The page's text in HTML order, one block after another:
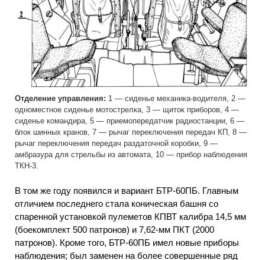
Отделение управления: 1 — сиденье механика-водителя, 2 —
одноместное сиденье мотострелка, 3 — щиток приборов, 4 —
сиденье командира, 5 — приемопередатчик радиостанции, 6 —
блок шинных кранов, 7 — рычаг переключения передач КП, 8 —
рычаг переключения передач раздаточной коробки, 9 —
амбразура для стрельбы из автомата, 10 — прибор наблюдения
ТКН-3.
В том же году появился и вариант БТР-60ПБ. Главным
отличием последнего стала коническая башня со
спаренной установкой пулеметов КПВТ калибра 14,5 мм
(боекомплект 500 патронов) и 7,62-мм ПКТ (2000
патронов). Кроме того, БТР-60ПБ имел новые приборы
наблюдения; был заменен на более совершенные ряд